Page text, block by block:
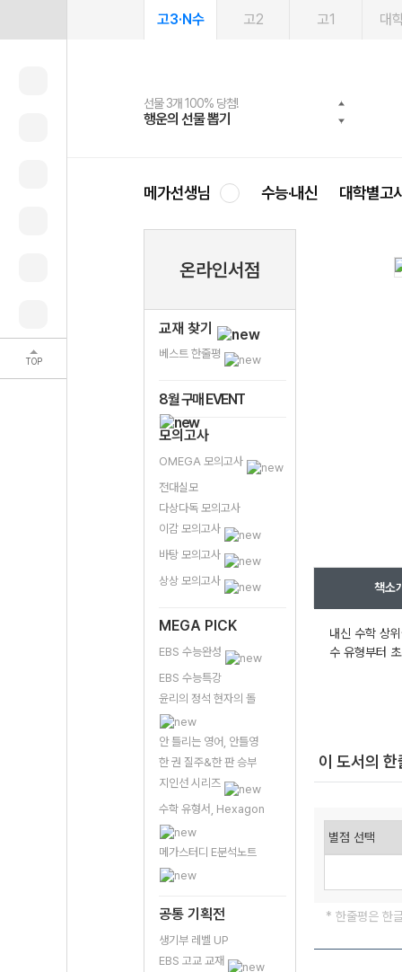
TOP
고3·N수 고2 고1 대
선물 3개 100% 당첨!
행운의 선물 뽑기
선물 100% 증정!
메가스터디 X 올리브
여름방학 스터디 캐시백
메가런 썸머스쿨
2027 러셀 단과
강사 공개선발
스마트러닝앱
설문 EVENT
메가패스
3일 무료 체험권
메가패스 수강생 무료혜택!
메가클럽 멤버십
사회공헌 캠페인
희망이룸 메가나눔
메가선생님 수능·내신 대학별고
온라인서점
교재 찾기
베스트 한줄평
8월 구매 EVENT
모의고사
OMEGA 모의고사
전대실모
다상다독 모의고사
이감 모의고사
바탕 모의고사
상상 모의고사
MEGA PICK
EBS 수능완성
EBS 수능특강
윤리의 정석 현자의 돌
안 틀리는 영어, 안틀영
한 권 질주&한 판 승부
지인선 시리즈
수학 유형서, Hexagon
메가스터디 E분석노트
공통 기획전
생기부 레벨 UP
EBS 고교 교재
책소
내신 수학 상
수 유형부터
이 도서의 한
* 한줄평은 한